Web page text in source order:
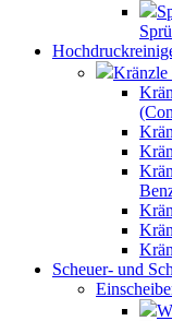
Kränzle
Scheuer- und